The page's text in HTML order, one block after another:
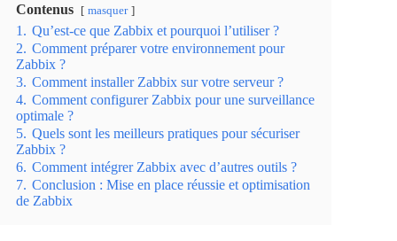
Contenus masquer
1. Qu’est-ce que Zabbix et pourquoi l’utiliser ?
2. Comment préparer votre environnement pour
Zabbix ?
3. Comment installer Zabbix sur votre serveur ?
4. Comment configurer Zabbix pour une surveillance
optimale ?
5. Quels sont les meilleurs pratiques pour sécuriser
Zabbix ?
6. Comment intégrer Zabbix avec d’autres outils ?
7. Conclusion : Mise en place réussie et optimisation
de Zabbix